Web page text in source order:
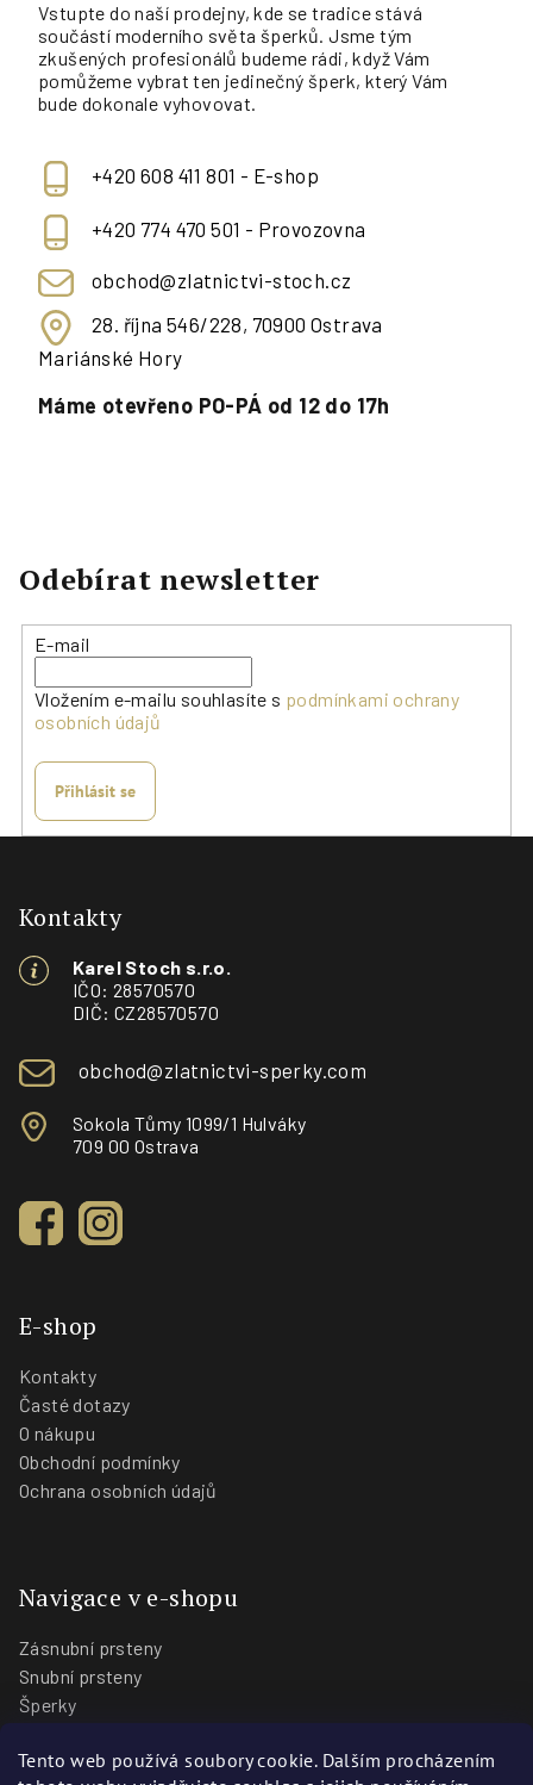
Tento web používá soubory cookie. Dalším procházením
Vstupte do naší prodejny, kde se tradice stává
součástí moderního světa šperků. Jsme tým
zkušených profesionálů budeme rádi, když Vám
pomůžeme vybrat ten jedinečný šperk, který Vám
bude dokonale vyhovovat.
+420 608 411 801 - E-shop
+420 774 470 501 - Provozovna
obchod@zlatnictvi-stoch.cz
28. října 546/228, 70900 Ostrava
Mariánské Hory
Máme otevřeno PO-PÁ od 12 do 17h
Odebírat newsletter
E-mail
Vložením e-mailu souhlasíte s podmínkami ochrany
osobních údajů
Přihlásit se
Kontakty
Karel Stoch s.r.o.
IČO: 28570570
DIČ: CZ28570570
obchod@zlatnictvi-sperky.com
Sokola Tůmy 1099/1 Hulváky
709 00 Ostrava
E-shop
Kontakty
Časté dotazy
O nákupu
Obchodní podmínky
Ochrana osobních údajů
Navigace v e-shopu
Zásnubní prsteny
Snubní prsteny
Šperky
Blog